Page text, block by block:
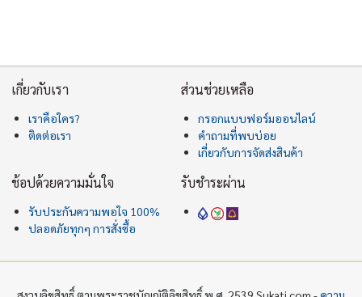
เกี่ยวกับเรา
เราคือใคร?
ติดต่อเรา
ส่วนช่วยเหลือ
กรอกแบบฟอร์มออนไลน์
คำถามที่พบบ่อย
เกี่ยวกับการจัดส่งสินค้า
ช้อปด้วยความมั่นใจ
รับประกันความพอใจ 100%
ปลอดภัยทุกๆ การสั่งซื้อ
รับชำระผ่าน